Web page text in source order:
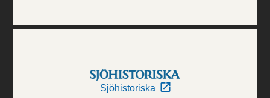
Sjöhistoriska